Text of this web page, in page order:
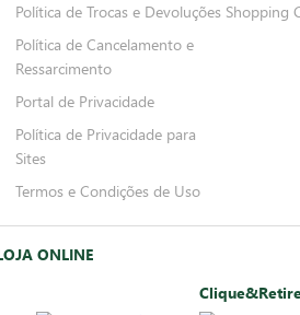
Política de Trocas e Devoluções
Política de Cancelamento e
Ressarcimento
Portal de Privacidade
Política de Privacidade para
Sites
Termos e Condições de Uso
Shopping
ONLINE